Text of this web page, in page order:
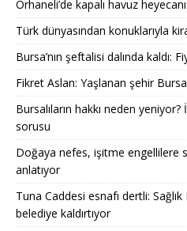
Orhaneli’de kapalı havuz
Türk dünyasından konuklarıyla
Bursa’nın şeftalisi dalında kaldı:
Fikret Aslan: Yaşlanan şehir
Bursalıların hakkı neden
sorusu
Doğaya nefes, işitme engellilere
anlatıyor
Tuna Caddesi esnafı dertli:
belediye kaldırtıyor